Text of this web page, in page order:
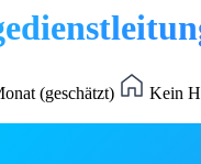
(geschätzt)
Kein